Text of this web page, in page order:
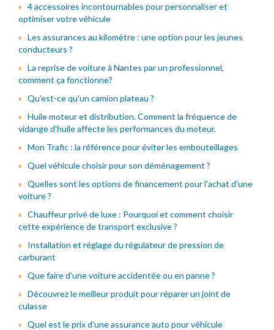
4 accessoires incontournables pour personnaliser et
optimiser votre véhicule
Les assurances au kilomètre : une option pour les jeunes
conducteurs ?
La reprise de voiture à Nantes par un professionnel,
comment ça fonctionne?
Qu'est-ce qu'un camion plateau ?
Huile moteur et distribution. Comment la fréquence de
vidange d'huile affecte les performances du moteur.
Mon Trafic : la référence pour éviter les embouteillages
Quel véhicule choisir pour son déménagement ?
Quelles sont les options de financement pour l'achat d'une
voiture ?
Chauffeur privé de luxe : Pourquoi et comment choisir
cette expérience de transport exclusive ?
Installation et réglage du régulateur de pression de
carburant
Que faire d'une voiture accidentée ou en panne ?
Découvrez le meilleur produit pour réparer un joint de
culasse
Quel est le prix d'une assurance auto pour véhicule